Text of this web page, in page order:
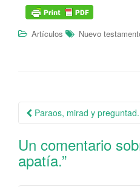
Artículos Nuevo
Paraos, mirad y preguntad.
Un comentario
apatía.”